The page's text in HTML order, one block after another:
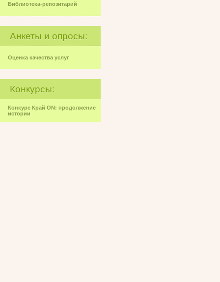
Библиотека-репозитарий
Анкеты и опросы:
Оценка качества услуг
Конкурсы:
Конкурс Край ON: продолжение
истории